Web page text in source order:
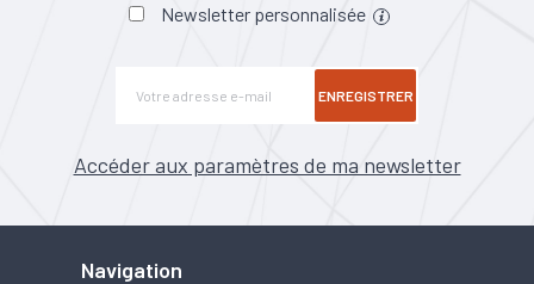
Newsletter personnalisée
ENREGISTRER
Accéder aux paramètres de ma newsletter
Navigation